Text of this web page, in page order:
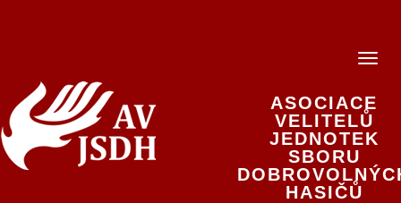
ASOCIACE
VELITELŮ
JEDNOTEK
SBORU
HASIČŮ